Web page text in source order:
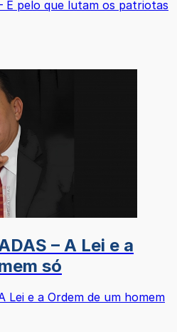
É pelo que lutam os patriotas
– A Lei e a
só
Lei e a Ordem de um homem